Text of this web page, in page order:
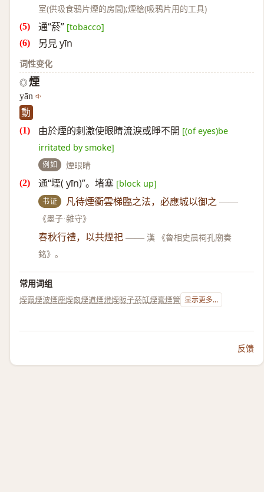
室(供吸食鴉片煙的房間);煙槍(吸鴉片用的工具)
通“菸” [tobacco]
另見 yīn
词性变化
◎ 煙
yān
動
由於煙的刺激使眼睛流淚或睜不開 [(of eyes)be
irritated by smoke]
例如 煙眼睛
通“堙( yīn)”。堵塞 [block up]
书证 凡待煙衝雲梯臨之法，必應城以御之 ——
《墨子·雜守》
春秋行禮，以共煙祀 —— 漢 《魯相史晨祠孔廟奏
銘》。
常用词组
煙靄煙波煙塵煙囪煙道煙燈煙販子菸缸煙膏煙管 显示更多...
反馈